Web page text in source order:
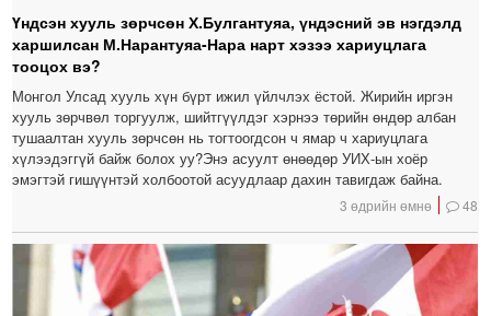
Үндсэн хууль зөрчсөн Х.Булгантуяа, үндэсний эв нэгдэлд
харшилсан М.Нарантуяа-Нара нарт хэзээ хариуцлага
тооцох вэ?
Монгол Улсад хууль хүн бүрт ижил үйлчлэх ёстой. Жирийн иргэн
хууль зөрчвөл торгуулж, шийтгүүлдэг хэрнээ төрийн өндөр албан
тушаалтан хууль зөрчсөн нь тогтоогдсон ч ямар ч хариуцлага
хүлээдэггүй байж болох уу?Энэ асуулт өнөөдөр УИХ-ын хоёр
эмэгтэй гишүүнтэй холбоотой асуудлаар дахин тавигдаж байна.
3 өдрийн өмнө 48